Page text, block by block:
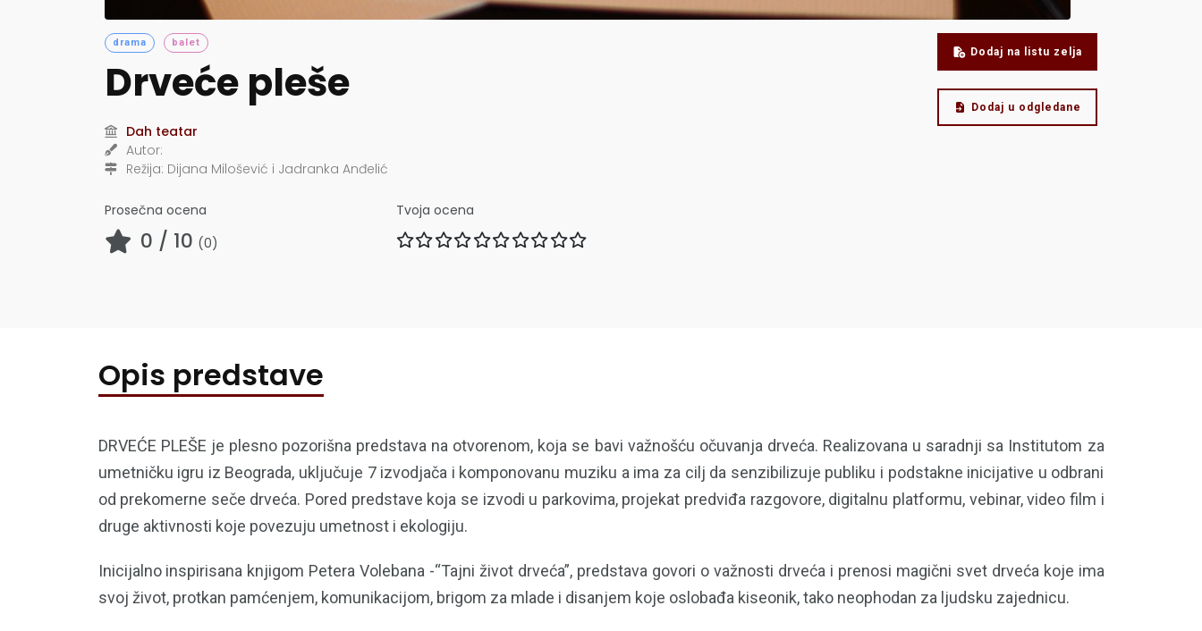
drama balet
Drveće pleše
Dah teatar
Autor:
Režija: Dijana Milošević i Jadranka Anđelić
Prosečna ocena
0 / 10 (0)
Tvoja ocena
Dodaj na listu zelja
Dodaj u odgledane
Opis predstave
DRVEĆE PLEŠE je plesno pozorišna predstava na otvorenom, koja se bavi važnošću očuvanja drveća. Realizovana u saradnji sa Institutom za
umetničku igru iz Beograda, uključuje 7 izvodjača i komponovanu muziku a ima za cilj da senzibilizuje publiku i podstakne inicijative u odbrani
od prekomerne seče drveća. Pored predstave koja se izvodi u parkovima, projekat predviđa razgovore, digitalnu platformu, vebinar, video film i
druge aktivnosti koje povezuju umetnost i ekologiju.
Inicijalno inspirisana knjigom Petera Volebana -“Tajni život drveća”, predstava govori o važnosti drveća i prenosi magični svet drveća koje ima
svoj život, protkan pamćenjem, komunikacijom, brigom za mlade i disanjem koje oslobađa kiseonik, tako neophodan za ljudsku zajednicu.